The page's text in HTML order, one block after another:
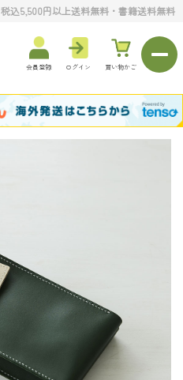
税込5,500円以上送料無料・書籍送料無料
会員登録 ログイン 買い物かご